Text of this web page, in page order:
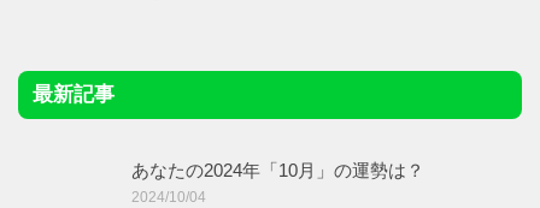
最新記事
あなたの2024年「10月」の運勢は？
2024/10/04